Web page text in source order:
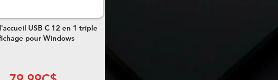
USB C 12 en 1 triple
pour Windows